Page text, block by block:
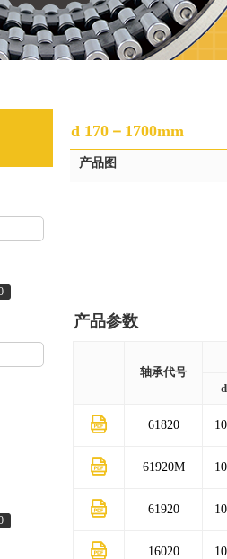
d 170－1700mm
产品图
产品参数
轴承代号
d
61820
61920M
61920
16020